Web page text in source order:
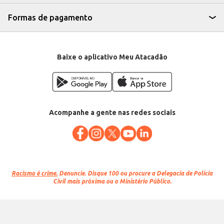
Formas de pagamento
Baixe o aplicativo Meu Atacadão
Acompanhe a gente nas redes sociais
Racismo é crime. Denuncie. Disque 100 ou procure a Delegacia de Polícia
Civil mais próxima ou o Ministério Público.